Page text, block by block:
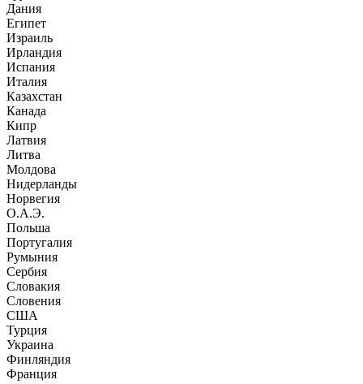
Дания
Египет
Израиль
Ирландия
Испания
Италия
Казахстан
Канада
Кипр
Латвия
Литва
Молдова
Нидерланды
Норвегия
О.А.Э.
Польша
Португалия
Румыния
Сербия
Словакия
Словения
США
Турция
Украина
Финляндия
Франция